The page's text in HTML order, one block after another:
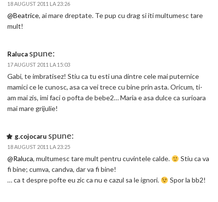
18 AUGUST 2011 LA 23:26
@Beatrice, ai mare dreptate. Te pup cu drag si iti multumesc tare
mult!
Raluca spune:
17 AUGUST 2011 LA 15:03
Gabi, te imbratisez! Stiu ca tu esti una dintre cele mai puternice
mamici ce le cunosc, asa ca vei trece cu bine prin asta. Oricum, ti-
am mai zis, imi faci o pofta de bebe2… Maria e asa dulce ca surioara
mai mare grijulie!
g.cojocaru spune:
18 AUGUST 2011 LA 23:25
@Raluca, multumesc tare mult pentru cuvintele calde.
Stiu ca va
fi bine; cumva, candva, dar va fi bine!
… ca t despre pofte eu zic ca nu e cazul sa le ignori.
Spor la bb2!